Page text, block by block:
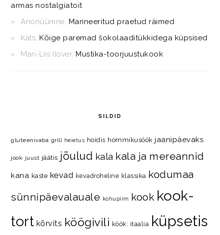
armas nostalgiatoit
Anonüümne, Marineeritud praetud räimed
Kats,Kõige paremad šokolaaditükkidega küpsised
Mari-Liis Ilover,Mustika-toorjuustukook
SILDID
gluteenivaba grill heietus hoidis hommikusöök jaanipäevaks
jook juust jäätis jõulud kala kala ja mereannid
kana kaste kevad kevadroheline klassika kodumaa
sünnipäevalauale kohupiim kook kook-
tort kõrvits köögivili köök: itaalia küpsetis